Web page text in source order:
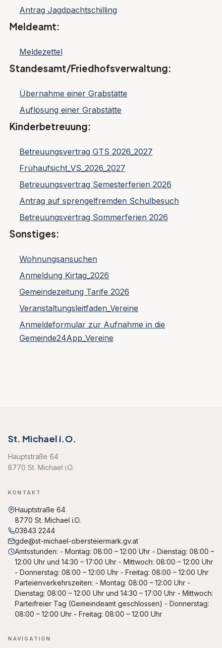
Antrag Jagdpachtschilling
Meldeamt:
Meldezettel
Standesamt/Friedhofsverwaltung:
Übernahme einer Grabstätte
Auflösung einer Grabstätte
Kinderbetreuung:
Betreuungsvertrag GTS 2026_2027
Frühaufsicht_VS_2026_2027
Betreuungsvertrag Semesterferien 2026
Antrag auf sprengelfremden Schulbesuch
Betreuungsvertrag Sommerferien 2026
Sonstiges:
Wohnungsansuchen
Anmeldung Kirtag_2026
Gemeindezeitung Tarife 2026
Veranstaltungsleitfaden_Vereine
Anmeldeformular zur Aufnahme in die
Gemeinde24App_Vereine
St. Michael i.O.
Hauptstraße 64
8770 St. Michael i.O.
KONTAKT
Hauptstraße 64
8770 St. Michael i.O.
03843 2244
gde@st-michael-obersteiermark.gv.at
Amtsstunden: - Montag: 08:00 – 12:00 Uhr - Dienstag: 08:00 –
12:00 Uhr und 14:30 – 17:00 Uhr - Mittwoch: 08:00 – 12:00 Uhr
- Donnerstag: 08:00 – 12:00 Uhr - Freitag: 08:00 – 12:00 Uhr
Parteienverkehrszeiten: - Montag: 08:00 – 12:00 Uhr -
Dienstag: 08:00 – 12:00 Uhr und 14:30 – 17:00 Uhr - Mittwoch:
Parteifreier Tag (Gemeindeamt geschlossen) - Donnerstag:
08:00 – 12:00 Uhr - Freitag: 08:00 – 12:00 Uhr
NAVIGATION